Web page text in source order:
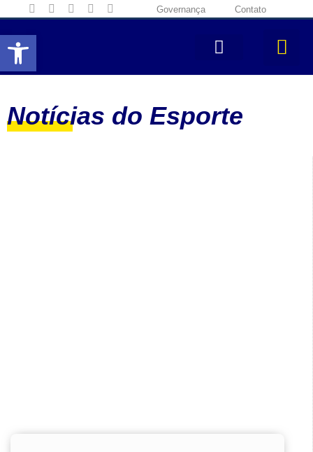
Abrir a barra de ferramentas
Governança Contato
Notícias do Esporte